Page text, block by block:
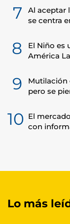
7
Al aceptar
se centra
8
El Niño es
América
9
Mutilación
pero se
10 El
con
Lo más